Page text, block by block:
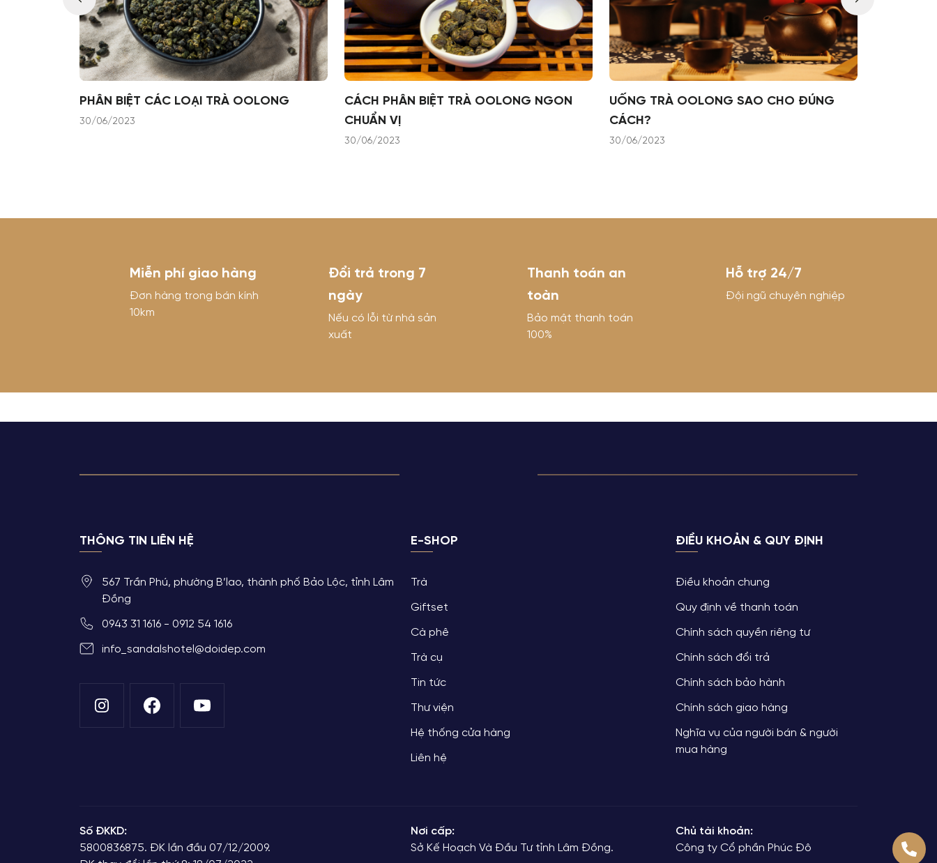
PHÂN BIỆT CÁC LOẠI TRÀ OOLONG
30/06/2023
CÁCH PHÂN BIỆT TRÀ OOLONG NGON
CHUẨN VỊ
30/06/2023
UỐNG TRÀ OOLONG SAO CHO ĐÚNG
CÁCH?
30/06/2023
Miễn phí giao hàng
Đơn hàng trong bán kính
10km
Đổi trả trong 7
ngày
Nếu có lỗi từ nhà sản
xuất
Thanh toán an
toàn
Bảo mật thanh toán
100%
Hỗ trợ 24/7
Đội ngũ chuyên nghiệp
THÔNG TIN LIÊN HỆ
567 Trần Phú, phường B’lao, thành phố Bảo Lộc, tỉnh Lâm
Đồng
0943 31 1616 - 0912 54 1616
info_sandalshotel@doidep.com
E-SHOP
Trà
Giftset
Cà phê
Trà cụ
Tin tức
Thư viện
Hệ thống cửa hàng
Liên hệ
ĐIỀU KHOẢN & QUY ĐỊNH
Điều khoản chung
Quy định về thanh toán
Chính sách quyền riêng tư
Chính sách đổi trả
Chính sách bảo hành
Chính sách giao hàng
Nghĩa vụ của người bán & người
mua hàng
Số ĐKKD:
5800836875. ĐK lần đầu 07/12/2009.
Nơi cấp:
Sở Kế Hoạch Và Đầu Tư tỉnh Lâm Đồng.
Chủ tài khoản:
Công ty Cổ phần Phúc Đô